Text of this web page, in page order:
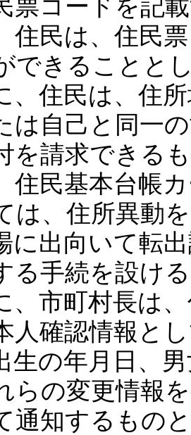
票コードを記
民は、住民
できることと
住民は、住
は自己と同一
を請求できる
民基本台帳
は、住所異動
に出向いて転
る手続を設け
市町村長は
人確認情報と
生の年月日、
らの変更情報
通知するもの